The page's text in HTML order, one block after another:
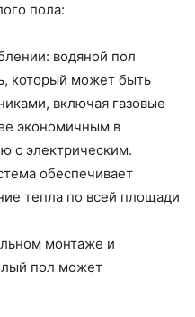
пола:
водяной пол
который может быть
включая газовые
экономичным в
с электрическим.
обеспечивает
тепла по всей площади
монтаже и
пол может